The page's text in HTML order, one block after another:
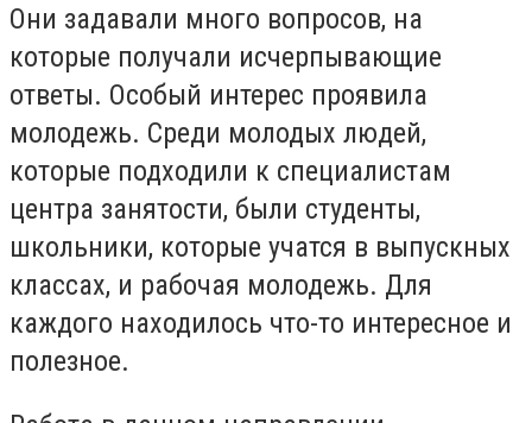
Они задавали много вопросов, на
которые получали исчерпывающие
ответы. Особый интерес проявила
молодежь. Среди молодых людей,
которые подходили к специалистам
центра занятости, были студенты,
школьники, которые учатся в выпускных
классах, и рабочая молодежь. Для
каждого находилось что-то интересное и
полезное.